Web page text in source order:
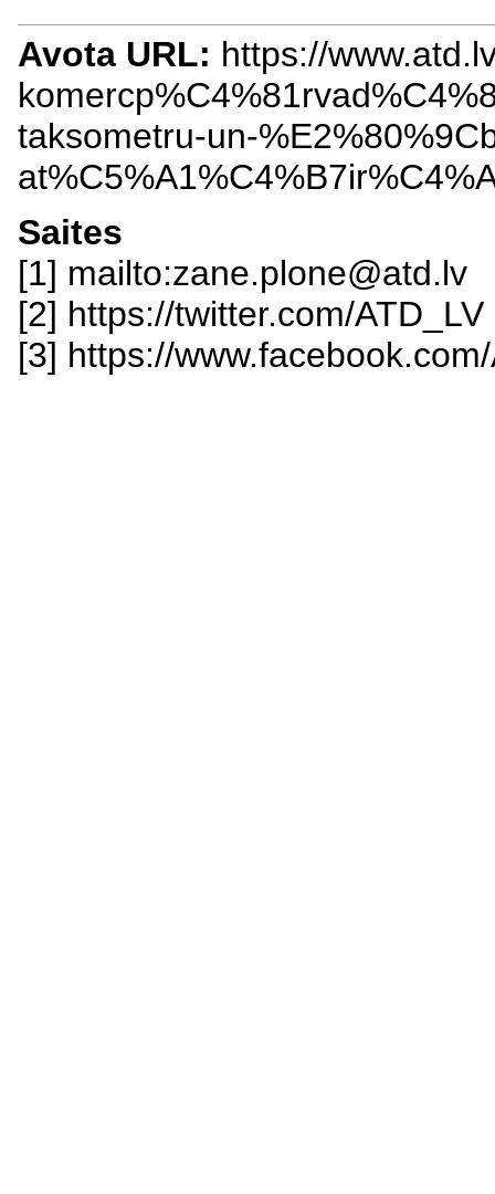
Avota URL: https://
taksometru-un-
Saites
[1] mailto:zane.plone@atd.lv
[2] https://twitter.com/ATD_LV
[3] https://